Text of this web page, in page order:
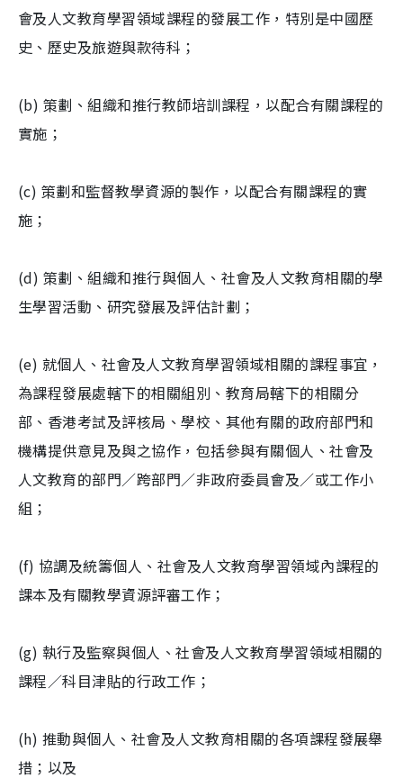
會及人文教育學習領域課程的發展工作，特別是中國歷
史、歷史及旅遊與款待科；
(b) 策劃、組織和推行教師培訓課程，以配合有關課程的
實施；
(c) 策劃和監督教學資源的製作，以配合有關課程的實
施；
(d) 策劃、組織和推行與個人、社會及人文教育相關的學
生學習活動、研究發展及評估計劃；
(e) 就個人、社會及人文教育學習領域相關的課程事宜，
為課程發展處轄下的相關組別、教育局轄下的相關分
部、香港考試及評核局、學校、其他有關的政府部門和
機構提供意見及與之協作，包括參與有關個人、社會及
人文教育的部門／跨部門／非政府委員會及／或工作小
組；
(f) 協調及統籌個人、社會及人文教育學習領域內課程的
課本及有關教學資源評審工作；
(g) 執行及監察與個人、社會及人文教育學習領域相關的
課程／科目津貼的行政工作；
(h) 推動與個人、社會及人文教育相關的各項課程發展舉
措；以及